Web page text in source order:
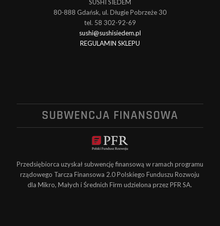
SUSHI SIEDEM
80-888 Gdańsk, ul. Długie Pobrzeże 30
tel. 58 302-92-69
sushi@sushisiedem.pl
REGULAMIN SKLEPU
SUBWENCJA FINANSOWA
Przedsiębiorca uzyskał subwencję finansową w ramach programu
rządowego Tarcza Finansowa 2.0 Polskiego Funduszu Rozwoju
dla Mikro, Małych i Średnich Firm udzielona przez PFR SA.